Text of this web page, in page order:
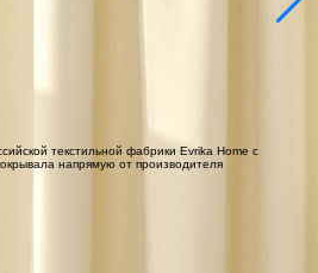
текстильной фабрики Evrika Home c
напрямую от производителя